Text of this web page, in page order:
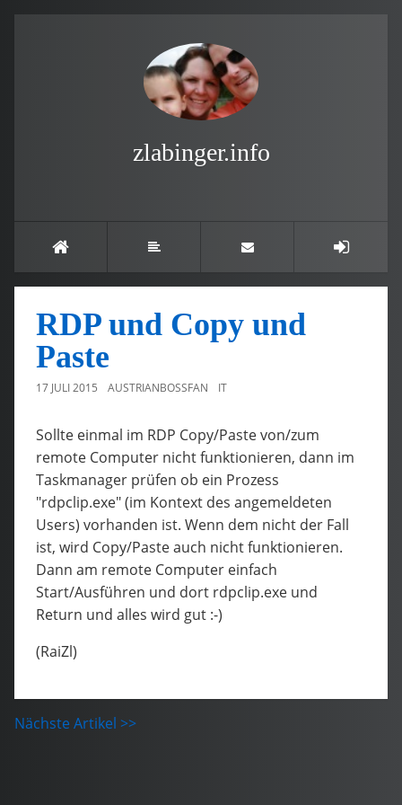
zlabinger.info
RDP und Copy und
Paste
17 JULI 2015 AUSTRIANBOSSFAN IT
Sollte einmal im RDP Copy/Paste von/zum
remote Computer nicht funktionieren, dann im
Taskmanager prüfen ob ein Prozess
"rdpclip.exe" (im Kontext des angemeldeten
Users) vorhanden ist. Wenn dem nicht der Fall
ist, wird Copy/Paste auch nicht funktionieren.
Dann am remote Computer einfach
Start/Ausführen und dort rdpclip.exe und
Return und alles wird gut :-)
(RaiZl)
Nächste Artikel >>